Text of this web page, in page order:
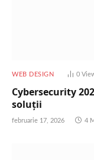
WEB DESIGN 0
Cybersecurity
soluții
februarie 17, 2026 4